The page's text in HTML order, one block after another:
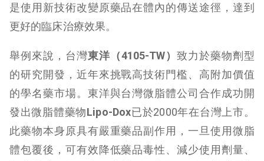
是使用新技術改變原藥品在體內的傳送途徑，達到
更好的臨床治療效果。
舉例來說，台灣東洋（4105-TW）致力於藥物劑型
的研究開發，近年來挑戰高技術門檻、高附加價值
的學名藥市場。東洋與台灣微脂體公司合作成功開
發出微脂體藥物Lipo-Dox已於2000年在台灣上市。
此藥物本身原具有嚴重藥品副作用，一旦使用微脂
體包覆後，可有效降低藥品毒性、減少使用劑量、